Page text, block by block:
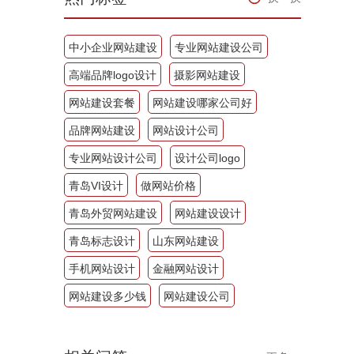
中小企业网站建设 专业网站建设公司
高端品牌logo设计 摄影网站建设
网站建设套餐 网站建设哪家公司好
品牌网站建设 网站设计公司
专业网站设计公司 设计公司logo
青岛VI设计 做网站价格
青岛外贸网站建设 网站建设设计
青岛标志设计 山东网站建设
手机网站设计 金融网站设计
网站建设多少钱 网站建设公司